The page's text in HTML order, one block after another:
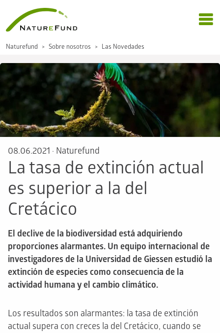
Naturefund Sobre nosotros Las Novedades
08.06.2021 · Naturefund
La tasa de extinción actual
es superior a la del
Cretácico
El declive de la biodiversidad está adquiriendo
proporciones alarmantes. Un equipo internacional de
investigadores de la Universidad de Giessen estudió la
extinción de especies como consecuencia de la
actividad humana y el cambio climático.
Los resultados son alarmantes: la tasa de extinción
actual supera con creces la del Cretácico, cuando se